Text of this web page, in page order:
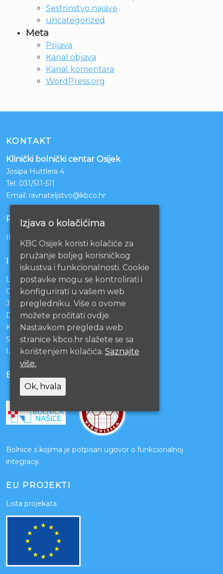
Sestrinstvo najave
uncategorized
Meta
Prijava
Kanal objava
Kanal komentara
WordPress.org
KONTAKT
Klinički bolnički centar Osijek
Josipa Huttlera 4
Tel: 031/511-511
Email: ravnateljstvo@kbco.hr
POSLOVNI RAČUNI
IBAN: HR1210010051863000160
INFORMACIJE
Lista čekanja
Centralno naručivanje pacijenata
Javna nabava
Darivanje krvi
KBCO Webmail
Sestrinstvo KBC Osijek
Izjava o pristupačnosti mrežnih stranica
BOLNICE PARTNERI
Bolnice s kojima je potpisan ugovor o funkcionalnoj
integraciji
EU PROJEKTI
Lista projekata
Izjava o kolačićima
KBC Osijek koristi kolačiće za
pružanje boljeg korisničkog
iskustva i funkcionalnosti. Cookie
postavke mogu se kontrolirati i
konfigurirati u vašem web
pregledniku. Više o ovome
možete pročitati ovdje.
Nastavkom pregleda web
stranice kbco.hr slažete se sa
korištenjem kolačića. Saznajte
više.
Ok, hvala